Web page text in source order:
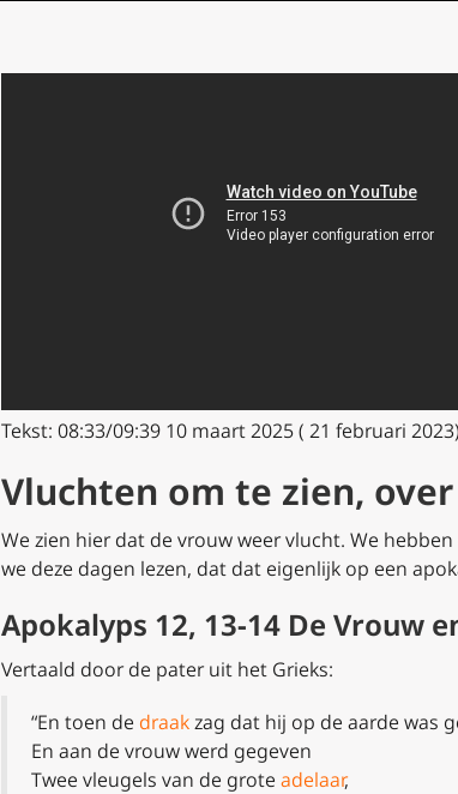
Tekst: 08:33/09:39 10 maart 2025 ( 21 februari
Vluchten om te zien,
We zien hier dat de vrouw weer vlucht. We
we deze dagen lezen, dat dat eigenlijk op een
Apokalyps 12, 13-14 De Vrouw
Vertaald door de pater uit het Grieks:
“En toen de draakzag dat hij op de aarde was
En aan de vrouw werd gegeven
Twee vleugels van de grote adelaar,